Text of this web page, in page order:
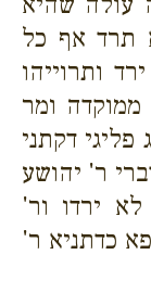
תרד אף כל
ותרוייהו
ממוקדה ומר
דקתני
ר' יהושע
ירדו ור'
כדתניא ר'